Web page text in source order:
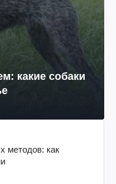
какие собаки
методов: как